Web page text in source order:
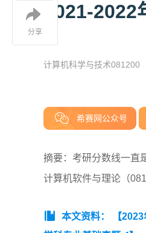
2021-
计算机科学与技术081200
希赛网公众号
摘要：考研分数线一直
计算机软件与理论（
本文资料： 【
分享